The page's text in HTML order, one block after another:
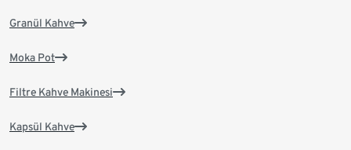
Granül Kahve
Moka Pot
Filtre Kahve Makinesi
Kapsül Kahve